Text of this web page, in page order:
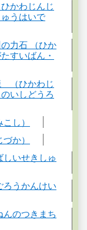
かわじんじ
うはいで
力石 （ひか
すいばん・
（ひかわじ
いしどうろ
し）
か）
しいせきしゅ
ろうかんけい
のつきまち